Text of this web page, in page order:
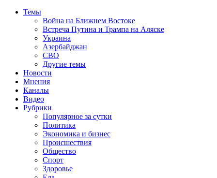
Темы
Война на Ближнем Востоке
Встреча Путина и Трампа на Аляске
Украина
Азербайджан
СВО
Другие темы
Новости
Мнения
Каналы
Видео
Рубрики
Популярное за сутки
Политика
Экономика и бизнес
Происшествия
Общество
Спорт
Здоровье